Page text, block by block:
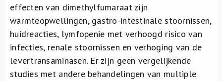
effecten van dimethylfumaraat zijn
warmteopwellingen, gastro-intestinale stoornissen,
huidreacties, lymfopenie met verhoogd risico van
infecties, renale stoornissen en verhoging van de
levertransaminasen. Er zijn geen vergelijkende
studies met andere behandelingen van multiple